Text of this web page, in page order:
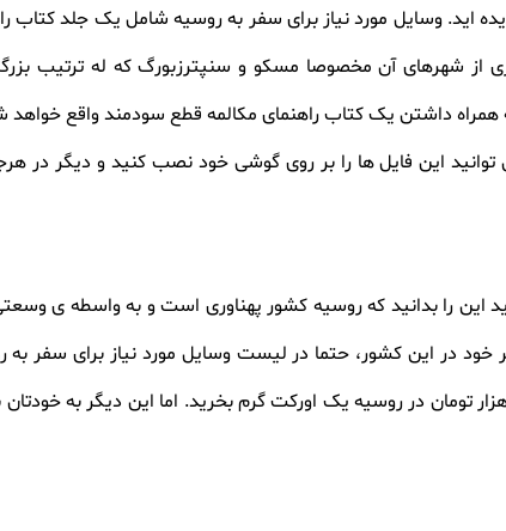
اید. وسایل مورد نیاز برای سفر به روسیه شامل یک جلد کتاب
شهرهای آن مخصوصا مسکو و سنپترزبورگ که له ترتیب
همراه داشتن یک کتاب راهنمای مکالمه قطع سودمند واقع خواهد
این فایل ها را بر روی گوشی خود نصب کنید و دیگر در
این را بدانید که روسیه کشور پهناوری است و به واسطه ی
در این کشور، حتما در لیست وسایل مورد نیاز برای سفر به
گرم نیز اضافه کنید. البته شما می توانید با هزینه ای معادل 550 هزار تومان در روسیه یک اورکت گرم بخرید. اما